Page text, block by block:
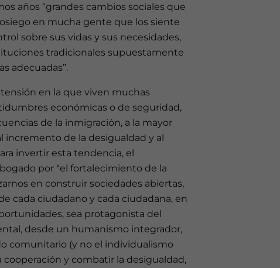
años “grandes cambios sociales que
en mucha gente que los siente
sobre sus vidas y sus necesidades,
tradicionales supuestamente
adecuadas”.
en la que viven muchas
económicas o de seguridad,
de la inmigración, a la mayor
incremento de la desigualdad y al
invertir esta tendencia, el
por “el fortalecimiento de la
en construir sociedades abiertas,
cada ciudadano y cada ciudadana, en
sea protagonista del
desde un humanismo integrador,
comunitario (y no el individualismo
cooperación y combatir la desigualdad,